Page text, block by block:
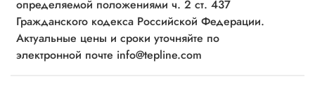
определяемой положениями ч. 2 ст. 437
Гражданского кодекса Российской Федерации.
Актуальные цены и сроки уточняйте по
электронной почте info@tepline.com